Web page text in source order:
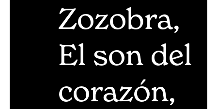
Zozobra,
El son del
corazón,